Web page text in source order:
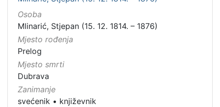
Osoba
Mlinarić, Stjepan (15. 12. 1814. – 1876)
Mjesto rođenja
Prelog
Mjesto smrti
Dubrava
Zanimanje
svećenik • književnik